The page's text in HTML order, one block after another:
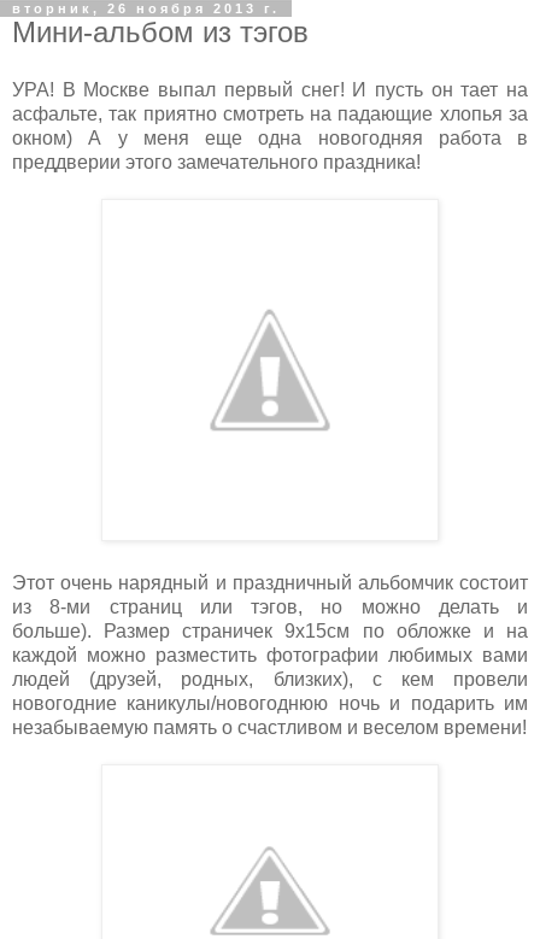
вторник, 26 ноября 2013 г.
Мини-альбом из тэгов
УРА! В Москве выпал первый снег! И пусть он тает на
асфальте, так приятно смотреть на падающие хлопья за
окном) А у меня еще одна новогодняя работа в
преддверии этого замечательного праздника!
Этот очень нарядный и праздничный альбомчик состоит
из 8-ми страниц или тэгов, но можно делать и
больше).
Размер страничек 9х15см по обложке и на
каждой можно разместить фотографии любимых вами
людей (друзей, родных, близких), с кем провели
новогодние каникулы/новогоднюю ночь и подарить им
незабываемую память о счастливом и веселом времени!